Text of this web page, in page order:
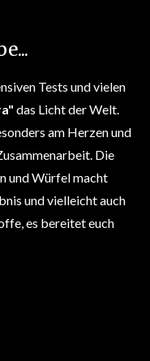
Tests und vielen
das Licht der Welt.
am Herzen und
Die
und Würfel macht
und vielleicht auch
es bereitet euch